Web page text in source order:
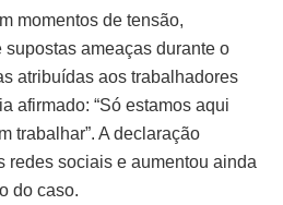
momentos de tensão,
ameaças durante o
atribuídas aos trabalhadores
afirmado: “Só estamos aqui
trabalhar”. A declaração
redes sociais e aumentou ainda
do caso.